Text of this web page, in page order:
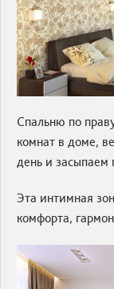
Спальню по
комнат в доме,
день и засыпаем
Эта интимная
комфорта,